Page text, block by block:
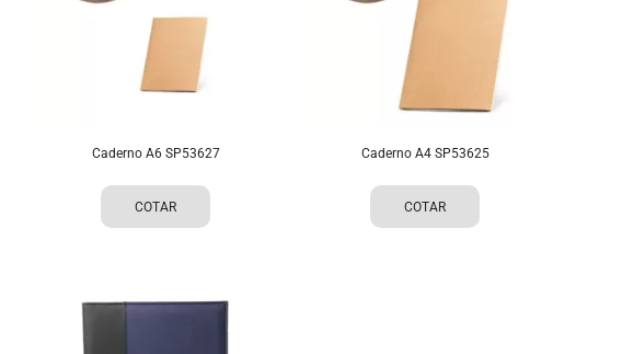
Caderno A6 SP53627
COTAR
Caderno A4 SP53625
COTAR